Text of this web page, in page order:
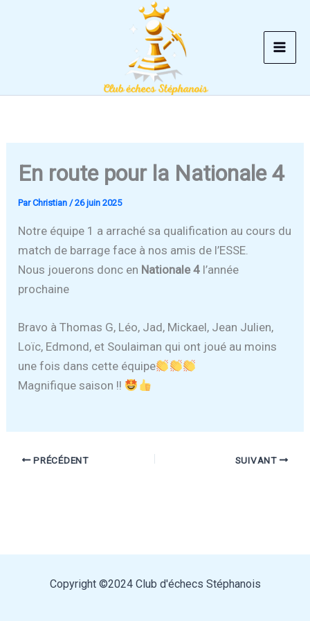
En route pour la Nationale 4
ParChristian/26 juin 2025
Notre équipe 1 a arraché sa qualification au cours du
match de barrage face à nos amis de l’ESSE.
Nous jouerons donc en Nationale 4 l’année
prochaine
Bravo à Thomas G, Léo, Jad, Mickael, Jean Julien,
Loïc, Edmond, et Soulaiman qui ont joué au moins
une fois dans cette équipe
Magnifique saison !!
PRÉCÉDENT SUIVANT
Copyright ©2024 Club d'échecs Stéphanois